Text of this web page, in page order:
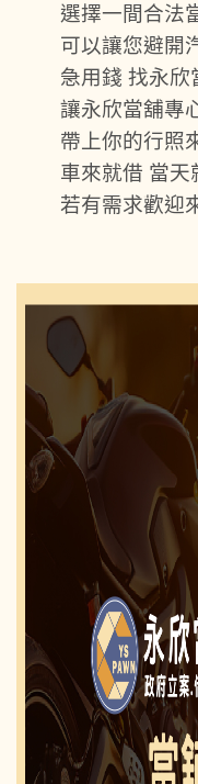
選擇一間合法
可以讓您避開
急用錢 找永欣
讓永欣當舖專
帶上你的行照
車來就借 當天
若有需求歡迎